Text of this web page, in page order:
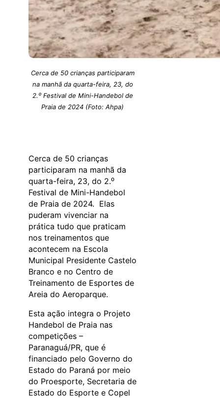
Cerca de 50 crianças participaram
na manhã da quarta-feira, 23, do
2.⁰ Festival de Mini-Handebol de
Praia de 2024 (Foto: Ahpa)
Cerca de 50 crianças
participaram na manhã da
quarta-feira, 23, do 2.⁰
Festival de Mini-Handebol
de Praia de 2024. Elas
puderam vivenciar na
prática tudo que praticam
nos treinamentos que
acontecem na Escola
Municipal Presidente Castelo
Branco e no Centro de
Treinamento de Esportes de
Areia do Aeroparque.
Esta ação integra o Projeto
Handebol de Praia nas
competições –
Paranaguá/PR, que é
financiado pelo Governo do
Estado do Paraná por meio
do Proesporte, Secretaria de
Estado do Esporte e Copel